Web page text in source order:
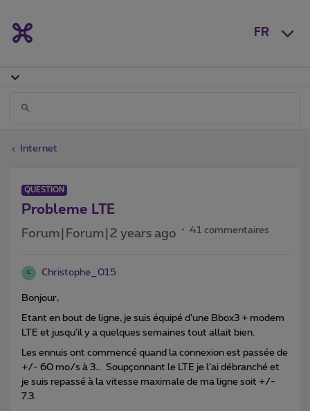
FR
Internet
QUESTION
Probleme LTE
Forum|Forum|2 years ago 41 commentaires
C Christophe_015
Bonjour,
Etant en bout de ligne, je suis équipé d’une Bbox3 + modem
LTE et jusqu’il y a quelques semaines tout allait bien.
Les ennuis ont commencé quand la connexion est passée de
+/- 60 mo/s à 3… Soupçonnant le LTE je l’ai débranché et
je suis repassé à la vitesse maximale de ma ligne soit +/-
7.3.